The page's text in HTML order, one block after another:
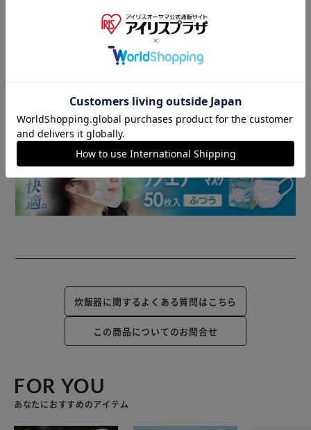
▼ 食品・飲料おすすめ ▼
炊飯器に関するよくある質問はこちら
この商品についてのお問合せ
FOR YOU
あなたにおすすめのアイテム